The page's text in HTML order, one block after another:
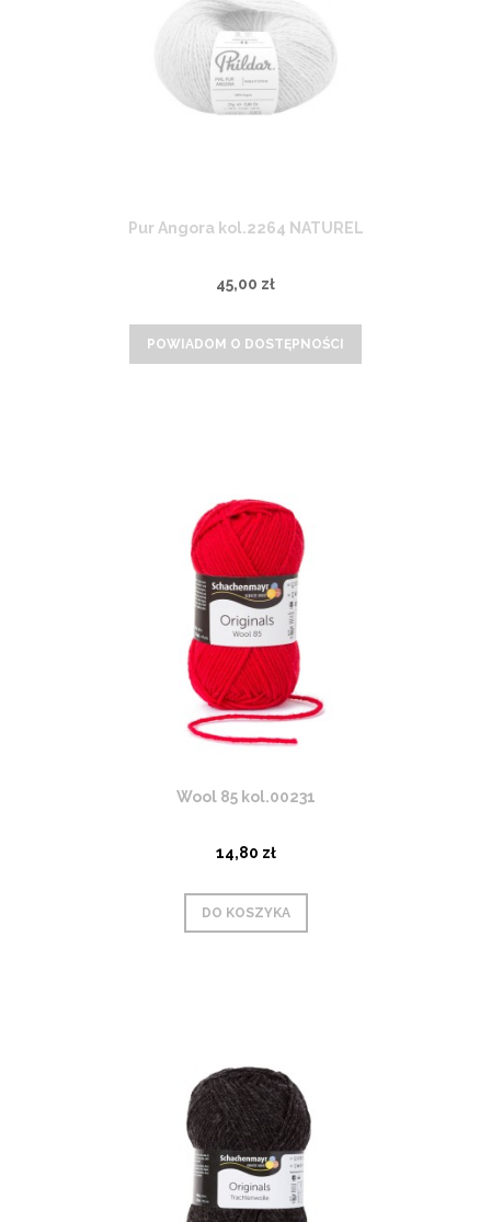
Pur Angora kol.2264 NATUREL
45,00 zł
POWIADOM O DOSTĘPNOŚCI
Wool 85 kol.00231
14,80 zł
DO KOSZYKA